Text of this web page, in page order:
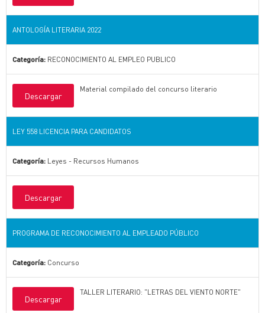
ANTOLOGÍA LITERARIA 2022
Categoría: RECONOCIMIENTO AL EMPLEO PUBLICO
Descargar
Material compilado del concurso literario
LEY 558 LICENCIA PARA CANDIDATOS
Categoría: Leyes - Recursos Humanos
Descargar
PROGRAMA DE RECONOCIMIENTO AL EMPLEADO PÚBLICO
Categoría: Concurso
Descargar
TALLER LITERARIO: "LETRAS DEL VIENTO NORTE"